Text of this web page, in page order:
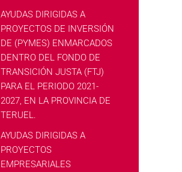
AYUDAS DIRIGIDAS A
PROYECTOS DE INVERSIÓN
DE (PYMES) ENMARCADOS
DENTRO DEL FONDO DE
TRANSICIÓN JUSTA (FTJ)
PARA EL PERIODO 2021-
2027, EN LA PROVINCIA DE
TERUEL.
AYUDAS DIRIGIDAS A
PROYECTOS
EMPRESARIALES